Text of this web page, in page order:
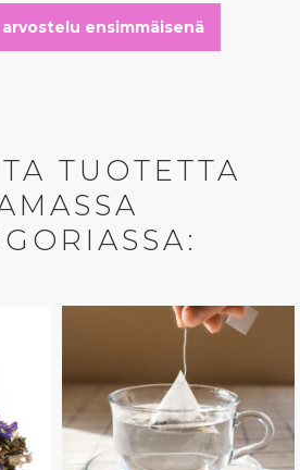
ensimmäisenä
TUOTETTA